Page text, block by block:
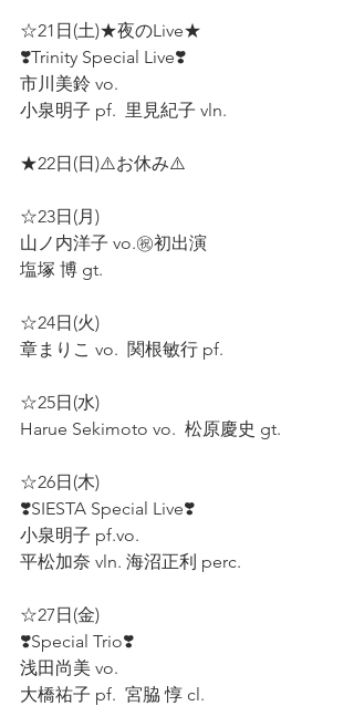
☆21日(土)★夜のLive★
❣️Trinity Special Live❣️
市川美鈴 vo.
小泉明子 pf.  里見紀子 vln.
★22日(日)⚠️お休み⚠️
☆23日(月)
山ノ内洋子 vo.㊗️初出演
塩塚 博 gt.
☆24日(火)
章まりこ vo.  関根敏行 pf.
☆25日(水)
Harue Sekimoto vo.  松原慶史 gt.
☆26日(木)
❣️SIESTA Special Live❣️
小泉明子 pf.vo.
平松加奈 vln. 海沼正利 perc.
☆27日(金)
❣️Special Trio❣️
浅田尚美 vo.
大橋祐子 pf.  宮脇 惇 cl.